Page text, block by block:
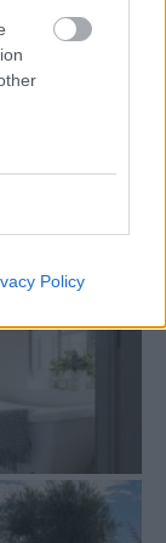
Policy